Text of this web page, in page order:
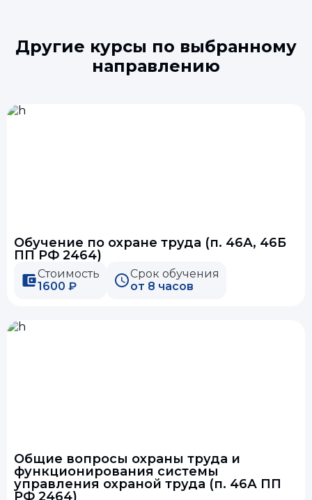
Другие курсы по выбранному
направлению
Обучение по охране труда (п. 46А, 46Б
ПП РФ 2464)
Стоимость
1600 ₽
Срок обучения
от 8 часов
Общие вопросы охраны труда и
функционирования системы
управления охраной труда (п. 46А ПП
РФ 2464)